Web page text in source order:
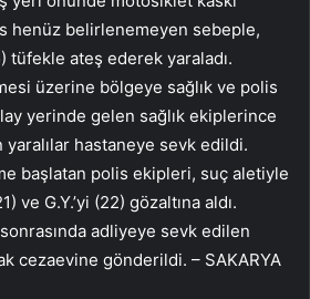
henüz belirlenemeyen sebeple,
tüfekle ateş ederek yaraladı.
üzerine bölgeye sağlık ve polis
yerinde gelen sağlık ekiplerince
yaralılar hastaneye sevk edildi.
başlatan polis ekipleri, suç aletiyle
ve G.Y.’yi (22) gözaltına aldı.
adliyeye sevk edilen
cezaevine gönderildi. – SAKARYA